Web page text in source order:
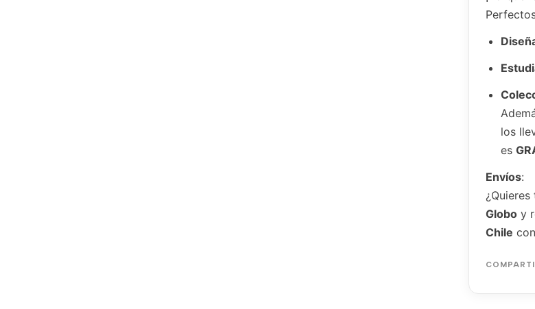
los
es
Envíos:
¿Quieres
Globoy
Chile